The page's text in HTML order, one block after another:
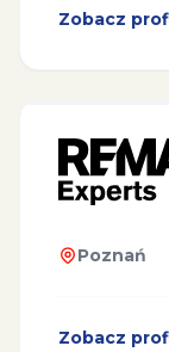
Zobacz
Poznań
Zobacz